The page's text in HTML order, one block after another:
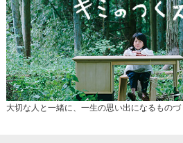
大切な人と一緒に、一生の思い出になるものづ